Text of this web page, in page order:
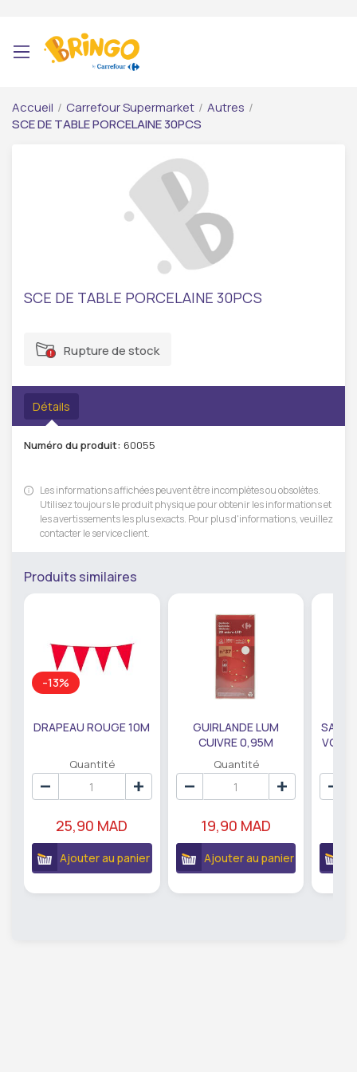
Accueil / Carrefour Supermarket / Autres /
SCE DE TABLE PORCELAINE 30PCS
SCE DE TABLE PORCELAINE 30PCS
Rupture de stock
Détails
Numéro du produit: 60055
Les informations affichées peuvent être incomplètes ou obsolètes.
Utilisez toujours le produit physique pour obtenir les informations et
les avertissements les plus exacts. Pour plus d'informations, veuillez
contacter le service client.
Produits similaires
-13%
DRAPEAU ROUGE 10M
Quantité
25,90 MAD
Ajouter au panier
GUIRLANDE LUM
CUIVRE 0,95M
DE79207
Quantité
19,90 MAD
Ajouter au panier